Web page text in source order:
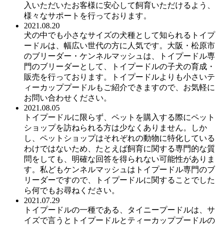
入いただいたお客様に安心して飼育いただけるよう、
様々なサポートを行っております。
2021.08.20
犬の中でも小さなサイズの犬種として知られるトイプ
ードルは、幅広い世代の方に人気です。大阪・松原市
のブリーダー・ケンネルマッシュは、トイプードル専
門のブリーダーとして、トイプードルの子犬の育成・
販売を行っております。トイプードルよりも小さいテ
ィーカッププードルもご紹介できますので、お気軽に
お問い合わせください。
2021.08.05
トイプードルに限らず、ペットを購入する際にペット
ショップを訪ねられる方は少なくありません。しか
し、ペットショップはそれぞれの動物に特化している
わけではないため、たとえば飼育に関する専門的な質
問をしても、明確な回答を得られない可能性がありま
す。私どもケンネルマッシュはトイプードル専門のブ
リーダーですので、トイプードルに関することでした
ら何でもお尋ねください。
2021.07.29
トイプードルの一種である、タイニープードルは、サ
イズで言うとトイプードルとティーカッププードルの